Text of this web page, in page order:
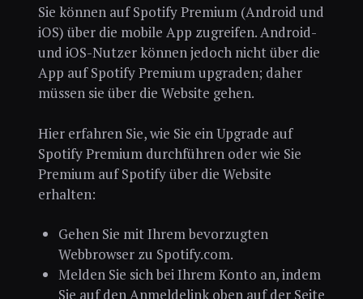
Sie können auf Spotify Premium (Android und
iOS) über die mobile App zugreifen. Android-
und iOS-Nutzer können jedoch nicht über die
App auf Spotify Premium upgraden; daher
müssen sie über die Website gehen.
Hier erfahren Sie, wie Sie ein Upgrade auf
Spotify Premium durchführen oder wie Sie
Premium auf Spotify über die Website
erhalten:
Gehen Sie mit Ihrem bevorzugten
Webbrowser zu Spotify.com.
Melden Sie sich bei Ihrem Konto an, indem
Sie auf den Anmeldelink oben auf der Seite